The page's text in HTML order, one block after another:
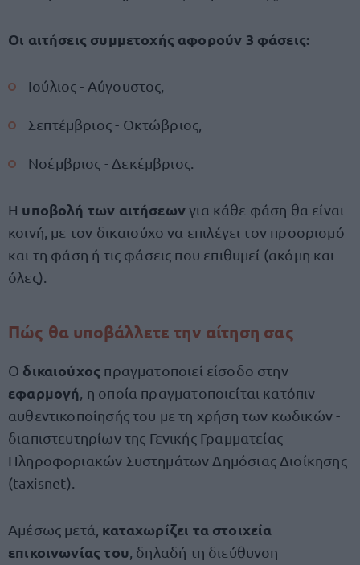
Οι αιτήσεις συμμετοχής αφορούν 3 φάσεις:
Ιούλιος - Αύγουστος,
Σεπτέμβριος - Οκτώβριος,
Νοέμβριος - Δεκέμβριος.
Η υποβολή των αιτήσεωνγια κάθε φάση θα είναι
κοινή, με τον δικαιούχο να επιλέγει τον προορισμό
και τη φάση ή τις φάσεις που επιθυμεί (ακόμη και
όλες).
Πώς θα υποβάλλετε την αίτηση σας
Ο δικαιούχος πραγματοποιεί είσοδο στην
εφαρμογή , η οποία πραγματοποιείται κατόπιν
αυθεντικοποίησής του με τη χρήση των κωδικών -
διαπιστευτηρίων της Γενικής Γραμματείας
Πληροφοριακών Συστημάτων Δημόσιας Διοίκησης
(taxisnet).
Αμέσως μετά, καταχωρίζει τα στοιχεία
επικοινωνίας του , δηλαδή τη διεύθυνση